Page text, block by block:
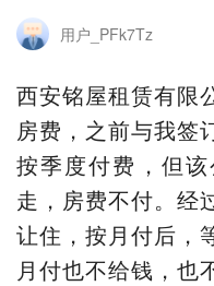
用户_PFk7Tz
西安铭屋租赁有限
房费，之前与我签
按季度付费，但
走，房费不付。经
让住，按月付后，
月付也不给钱，也